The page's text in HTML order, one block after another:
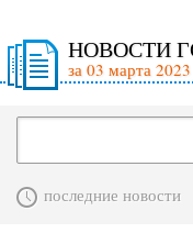
НОВОСТИ
за 03 марта 2023
последние новости